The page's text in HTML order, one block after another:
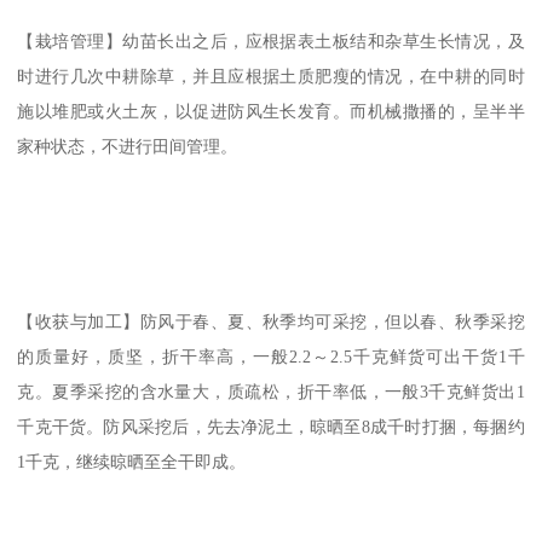
【栽培管理】幼苗长出之后，应根据表土板结和杂草生长情况，及
时进行几次中耕除草，并且应根据土质肥瘦的情况，在中耕的同时
施以堆肥或火土灰，以促进防风生长发育。而机械撒播的，呈半半
家种状态，不进行田间管理。
【收获与加工】防风于春、夏、秋季均可采挖，但以春、秋季采挖
的质量好，质坚，折干率高，一般2.2～2.5千克鲜货可出干货1千
克。夏季采挖的含水量大，质疏松，折干率低，一般3千克鲜货出1
千克干货。防风采挖后，先去净泥土，晾晒至8成千时打捆，每捆约
1千克，继续晾晒至全干即成。